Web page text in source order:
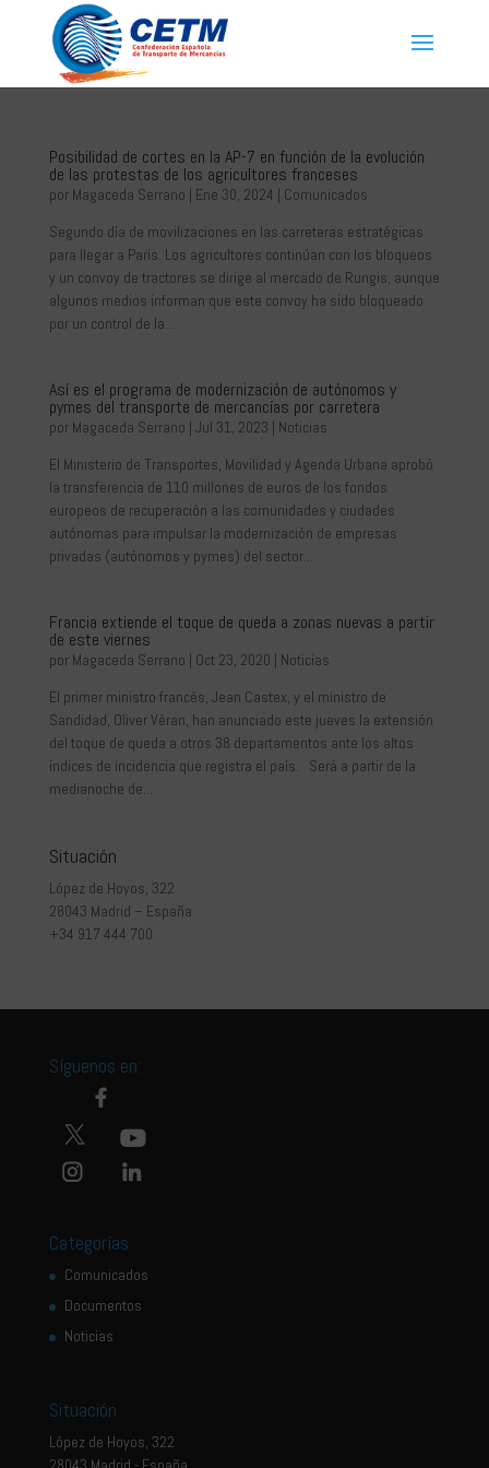
Posibilidad de cortes en la AP-7 en función de la evolución
de las protestas de los agricultores franceses
por Magaceda Serrano | Ene 30, 2024 | Comunicados
Segundo día de movilizaciones en las carreteras estratégicas
para llegar a París. Los agricultores continúan con los bloqueos
y un convoy de tractores se dirige al mercado de Rungis, aunque
algunos medios informan que este convoy ha sido bloqueado
por un control de la...
Así es el programa de modernización de autónomos y
pymes del transporte de mercancías por carretera
por Magaceda Serrano | Jul 31, 2023 | Noticias
El Ministerio de Transportes, Movilidad y Agenda Urbana aprobó
la transferencia de 110 millones de euros de los fondos
europeos de recuperación a las comunidades y ciudades
autónomas para impulsar la modernización de empresas
privadas (autónomos y pymes) del sector...
Francia extiende el toque de queda a zonas nuevas a partir
de este viernes
por Magaceda Serrano | Oct 23, 2020 | Noticias
El primer ministro francés, Jean Castex, y el ministro de
Sandidad, Oliver Véran, han anunciado este jueves la extensión
del toque de queda a otros 38 departamentos ante los altos
índices de incidencia que registra el país. Será a partir de la
medianoche de...
Situación
López de Hoyos, 322
28043 Madrid – España
+34 917 444 700
Síguenos en:
Categorías
Comunicados
Documentos
Noticias
Situación
López de Hoyos, 322